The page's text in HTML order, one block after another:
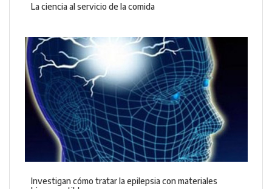
La ciencia al servicio de la comida
Investigan cómo tratar la epilepsia con materiales